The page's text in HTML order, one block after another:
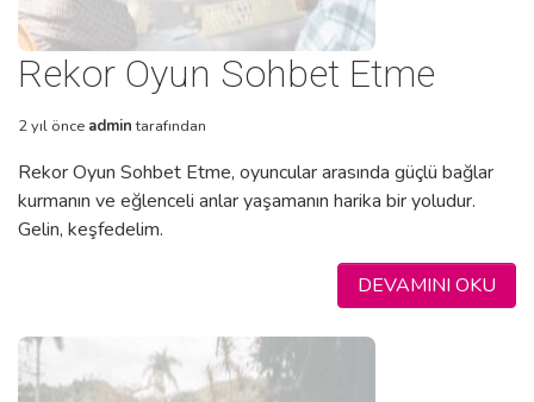
Rekor Oyun Sohbet Etme
2 yıl önce admintarafından
Rekor Oyun Sohbet Etme, oyuncular arasında güçlü bağlar
kurmanın ve eğlenceli anlar yaşamanın harika bir yoludur.
Gelin, keşfedelim.
DEVAMINI OKU